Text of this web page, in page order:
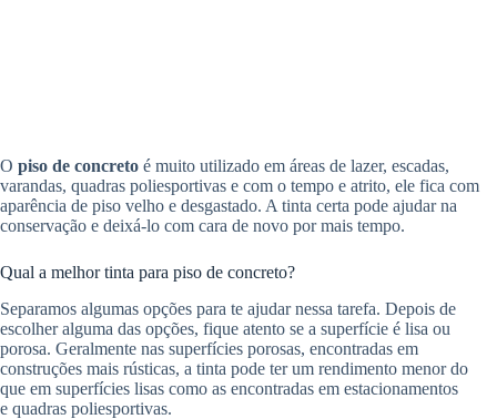
O piso de concreto é muito utilizado em áreas de lazer, escadas,
varandas, quadras poliesportivas e com o tempo e atrito, ele fica com
aparência de piso velho e desgastado. A tinta certa pode ajudar na
conservação e deixá-lo com cara de novo por mais tempo.
Qual a melhor tinta para piso de concreto?
Separamos algumas opções para te ajudar nessa tarefa. Depois de
escolher alguma das opções, fique atento se a superfície é lisa ou
porosa. Geralmente nas superfícies porosas, encontradas em
construções mais rústicas, a tinta pode ter um rendimento menor do
que em superfícies lisas como as encontradas em estacionamentos
e quadras poliesportivas.